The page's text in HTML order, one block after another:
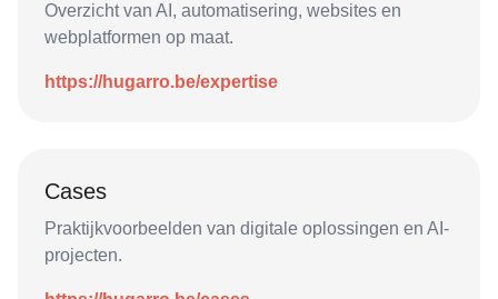
Overzicht van AI, automatisering, websites en
webplatformen op maat.
https://hugarro.be/expertise
Cases
Praktijkvoorbeelden van digitale oplossingen en AI-
projecten.